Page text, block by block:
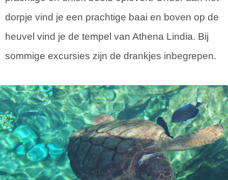
dorpje vind je een prachtige baai en boven op de
heuvel vind je de tempel van Athena Lindia. Bij
sommige excursies zijn de drankjes inbegrepen.